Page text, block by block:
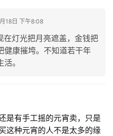
18日 下午8:08
在灯光把月亮遮盖，金钱把
健康摧垮。不知道若干年
。
是有手工摇的元宵卖，只是
这种元宵的人不是太多的缘